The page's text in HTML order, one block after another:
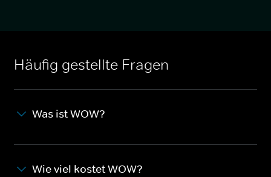
Häufig gestellte Fragen
Was ist WOW?
Wie viel kostet WOW?